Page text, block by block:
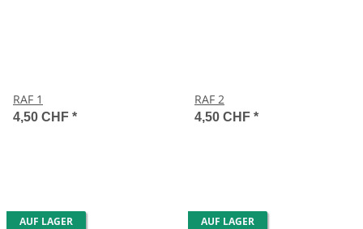
RAF 1
4,50 CHF *
RAF 2
4,50 CHF *
AUF LAGER AUF LAGER